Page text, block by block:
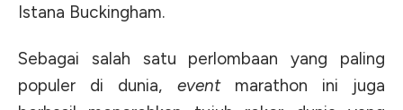
Istana Buckingham.
Sebagai salah satu perlombaan yang paling
populer di dunia, event marathon ini juga